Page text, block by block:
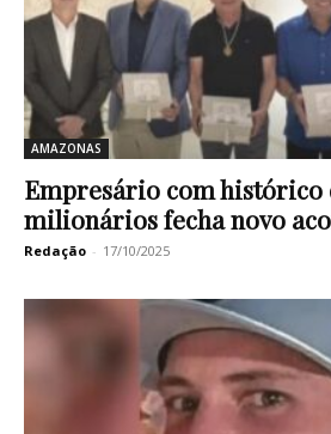
AMAZONAS
Empresário com histórico
milionários fecha novo
Redação - 17/10/2025